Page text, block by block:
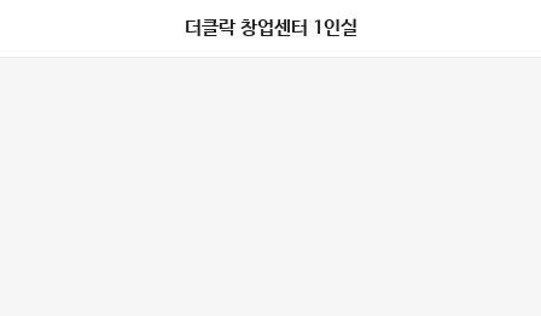
더클락 창업센터 1인실